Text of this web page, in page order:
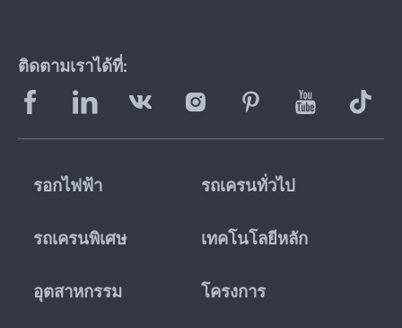
ติดตามเราได้ที่:
รอกไฟฟ้า รถเครนทั่วไป
รถเครนพิเศษ เทคโนโลยีหลัก
อุตสาหกรรม โครงการ